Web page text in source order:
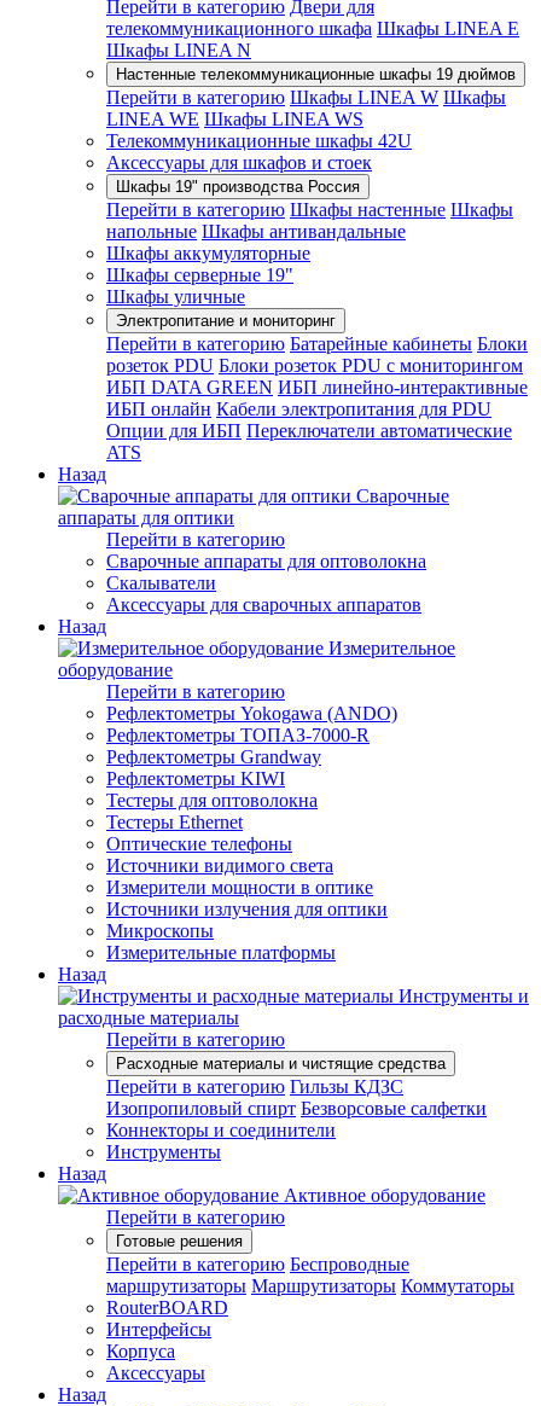
Перейти в категорию Двери для
телекоммуникационного шкафа Шкафы LINEA E
Шкафы LINEA N
Настенные телекоммуникационные шкафы 19 дюймов
Перейти в категорию Шкафы LINEA W Шкафы
LINEA WE Шкафы LINEA WS
Телекоммуникационные шкафы 42U
Аксессуары для шкафов и стоек
Шкафы 19" производства Россия
Перейти в категорию Шкафы настенные Шкафы
напольные Шкафы антивандальные
Шкафы аккумуляторные
Шкафы серверные 19"
Шкафы уличные
Электропитание и мониторинг
Перейти в категорию Батарейные кабинеты Блоки
розеток PDU Блоки розеток PDU с мониторингом
ИБП DATA GREEN ИБП линейно-интерактивные
ИБП онлайн Кабели электропитания для PDU
Опции для ИБП Переключатели автоматические
ATS
Назад
Сварочные
аппараты для оптики
Перейти в категорию
Сварочные аппараты для оптоволокна
Скалыватели
Аксессуары для сварочных аппаратов
Назад
Измерительное
оборудование
Перейти в категорию
Рефлектометры Yokogawa (ANDO)
Рефлектометры ТОПАЗ-7000-R
Рефлектометры Grandway
Рефлектометры KIWI
Тестеры для оптоволокна
Тестеры Ethernet
Оптические телефоны
Источники видимого света
Измерители мощности в оптике
Источники излучения для оптики
Микроскопы
Измерительные платформы
Назад
Инструменты и
расходные материалы
Перейти в категорию
Расходные материалы и чистящие средства
Перейти в категорию Гильзы КДЗС
Изопропиловый спирт Безворсовые салфетки
Коннекторы и соединители
Инструменты
Назад
Активное оборудование
Перейти в категорию
Готовые решения
Перейти в категорию Беспроводные
маршрутизаторы Маршрутизаторы Коммутаторы
RouterBOARD
Интерфейсы
Корпуса
Аксессуары
Назад